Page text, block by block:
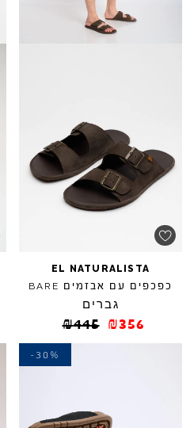
EL NATURALISTA
כפכפים עם אבזמים BARE
גברים
₪445 ₪356
-30%